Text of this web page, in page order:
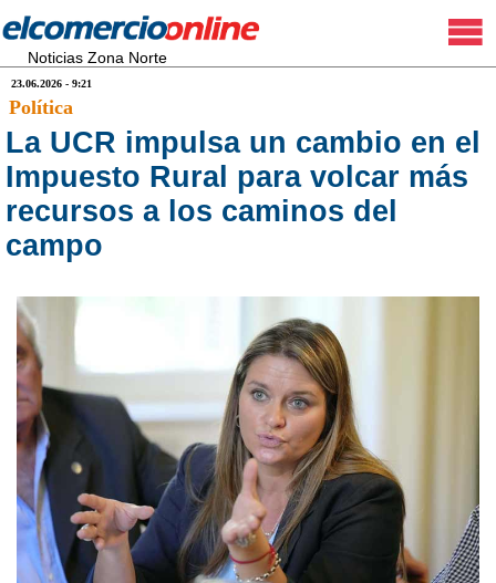
Noticias Zona Norte
23.06.2026 - 9:21
Política
La UCR impulsa un cambio en el
Impuesto Rural para volcar más
recursos a los caminos del
campo